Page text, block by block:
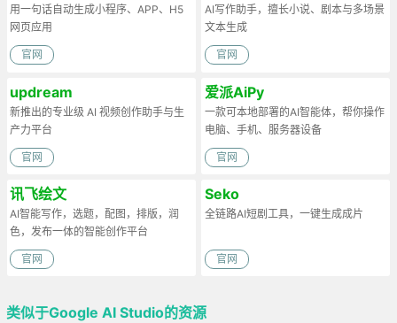
用一句话自动生成小程序、APP、H5
网页应用
官网
AI写作助手，擅长小说、剧本与多场景
文本生成
官网
updream
新推出的专业级 AI 视频创作助手与生
产力平台
官网
爱派AiPy
一款可本地部署的AI智能体，帮你操作
电脑、手机、服务器设备
官网
讯飞绘文
AI智能写作，选题，配图，排版，润
色，发布一体的智能创作平台
官网
Seko
全链路AI短剧工具，一键生成成片
官网
类似于Google AI Studio的资源